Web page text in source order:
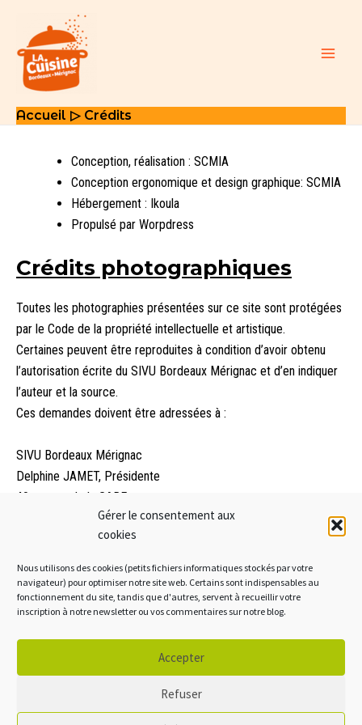
Gérer le consentement aux
cookies
Nous utilisons des cookies (petits fichiers informatiques stockés par votre
navigateur) pour optimiser notre site web. Certains sont indispensables au
fonctionnement du site, tandis que d'autres, servent à recueillir votre
inscription à notre newsletter ou vos commentaires sur notre blog.
Accepter
Refuser
contenu
Menu
Accueil Crédits
Conception, réalisation : SCMIA
Conception ergonomique et design graphique: SCMIA
Hébergement : Ikoula
Propulsé par Worpdress
Crédits photographiques
Toutes les photographies présentées sur ce site sont protégées
par le Code de la propriété intellectuelle et artistique.
Certaines peuvent être reproduites à condition d’avoir obtenu
l’autorisation écrite du SIVU Bordeaux Mérignac et d’en indiquer
l’auteur et la source.
Ces demandes doivent être adressées à :
SIVU Bordeaux Mérignac
Delphine JAMET, Présidente
40 avenue de la GARE
33073 BORDEAUX CEDEX
Sauf directement spécifié sous les photos du site, les crédits
photographiques sont : SIVU Bordeaux Mérignac.
Mentions légales
Crédits
Accessibilité: non conforme